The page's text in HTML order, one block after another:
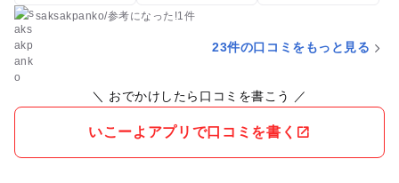
可愛くて、お値段もリーズナブルでした。 小さなお子さん向け
ではありませんが、小学生くらいなら楽しめると思います。1
回300円のゲームコーナーもあります。
saksakpanko/参考になった!1件
23件の口コミをもっと見る
＼ おでかけしたら口コミを書こう ／
いこーよアプリで口コミを書く